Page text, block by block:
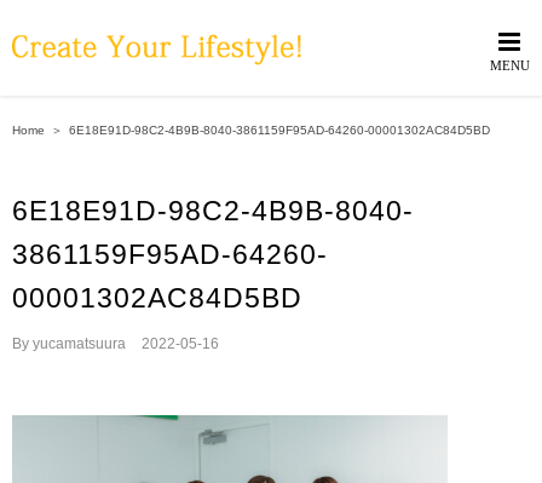
to
Home ＞ 6E18E91D-98C2-4B9B-8040-3861159F95AD-64260-00001302AC84D5BD
6E18E91D-98C2-4B9B-8040-
3861159F95AD-64260-
00001302AC84D5BD
By yucamatsuura 2022-05-16